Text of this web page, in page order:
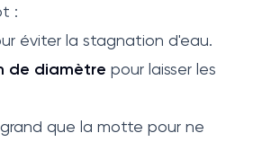
:
éviter la stagnation d'eau.
de diamètre pour laisser les
que la motte pour ne